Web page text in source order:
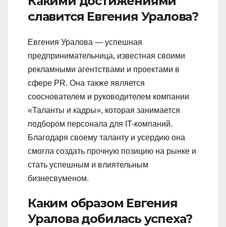
славится Евгения Уралова?
Евгения Уралова — успешная
предпринимательница, известная своими
рекламными агентствами и проектами в
сфере PR. Она также является
сооснователем и руководителем компании
«Таланты и кадры», которая занимается
подбором персонала для IT-компаний.
Благодаря своему таланту и усердию она
смогла создать прочную позицию на рынке и
стать успешным и влиятельным
бизнесвуменом.
Каким образом Евгения
Уралова добилась успеха?